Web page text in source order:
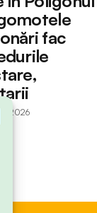
fac
2026